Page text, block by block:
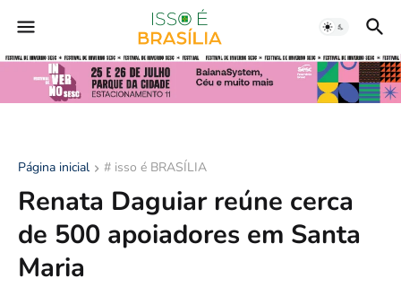
Página inicial # isso é BRASÍLIA
Renata Daguiar reúne cerca
de 500 apoiadores em Santa
Maria